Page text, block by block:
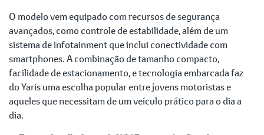
O modelo vem equipado com recursos de segurança
avançados, como controle de estabilidade, além de um
sistema de infotainment que inclui conectividade com
smartphones. A combinação de tamanho compacto,
facilidade de estacionamento, e tecnologia embarcada faz
do Yaris uma escolha popular entre jovens motoristas e
aqueles que necessitam de um veículo prático para o dia a
dia.